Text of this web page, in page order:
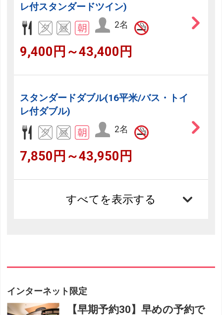
レ付スタンダードツイン)
2名
9,400円～43,400円
スタンダードダブル(16平米/バス・トイ
レ付ダブル)
2名
7,850円～43,950円
すべてを表示する
インターネット限定
【早期予約30】早めの予約で